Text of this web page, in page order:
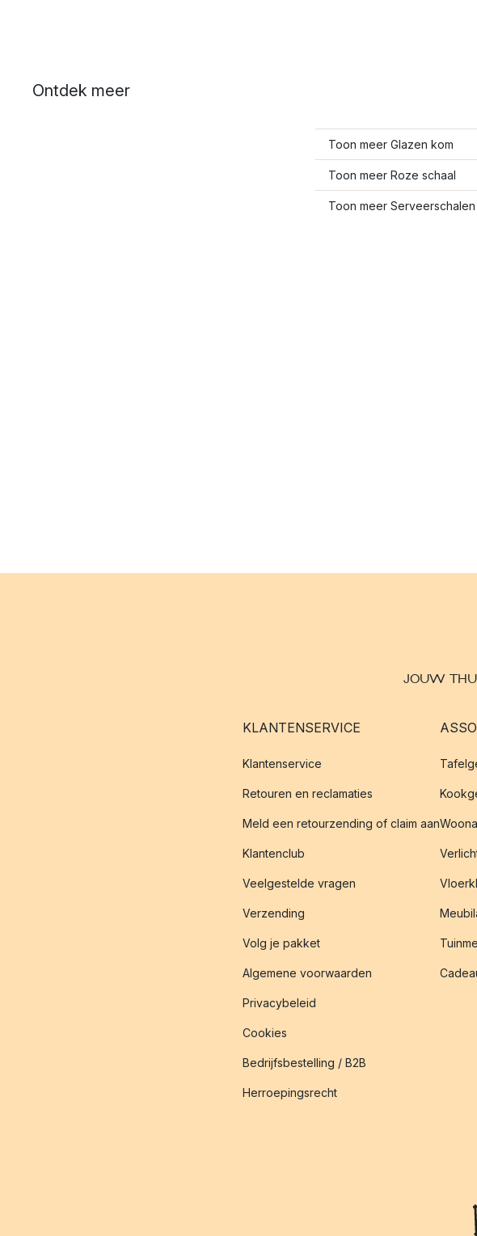
Ontdek meer
Toon meer Glazen kom
Toon meer Roze schaal
Toon meer Serveerschalen
JOUW
KLANTENSERVICE
Klantenservice
Retouren en reclamaties
Meld een retourzending of claim aan
Klantenclub
Veelgestelde vragen
Verzending
Volg je pakket
Algemene voorwaarden
Privacybeleid
Cookies
Bedrijfsbestelling / B2B
Herroepingsrecht